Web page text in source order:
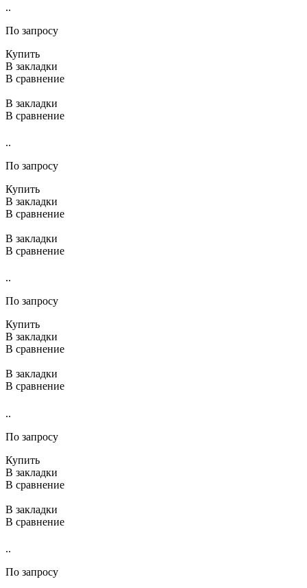
..
По запросу
Купить
В закладки
В сравнение
В закладки
В сравнение
..
По запросу
Купить
В закладки
В сравнение
В закладки
В сравнение
..
По запросу
Купить
В закладки
В сравнение
В закладки
В сравнение
..
По запросу
Купить
В закладки
В сравнение
В закладки
В сравнение
..
По запросу